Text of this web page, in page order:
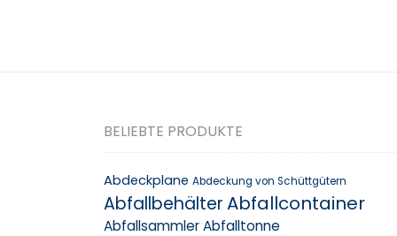
BELIEBTE PRODUKTE
Abdeckplane Abdeckung von Schüttgütern
AbfallbehälterAbfallcontainer
AbfallsammlerAbfalltonne